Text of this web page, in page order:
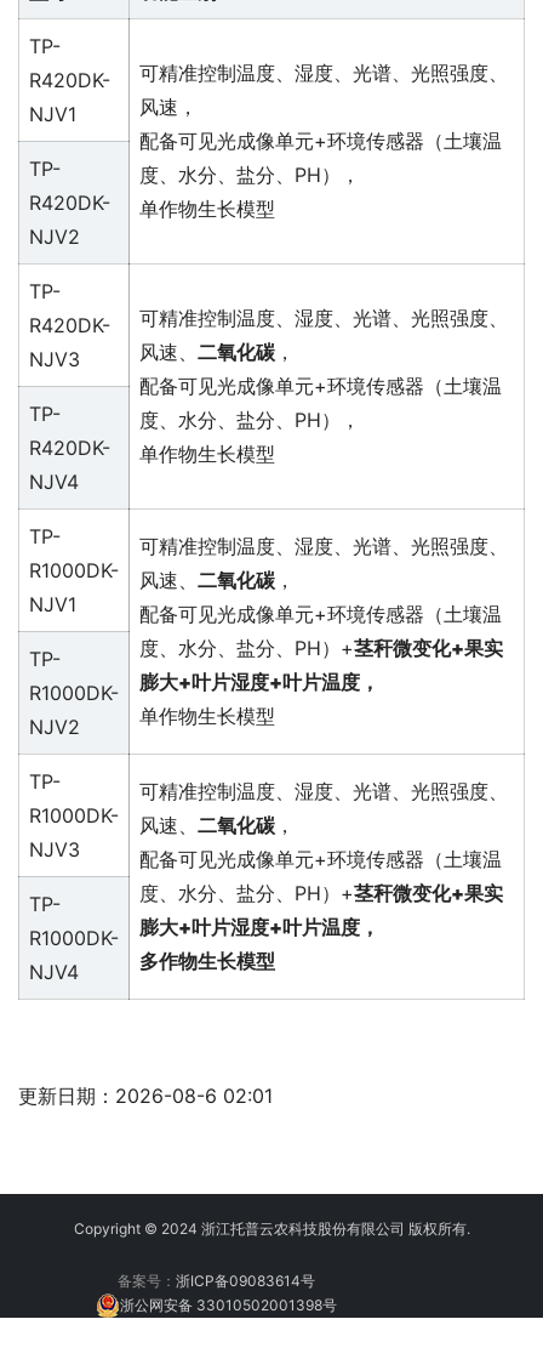
TP-
R420DK-
NJV1
可精准控制温度、湿度、光谱、光照强度、
风速，
配备可见光成像单元+环境传感器（土壤温
度、水分、盐分、PH），
单作物生长模型
TP-
R420DK-
NJV2
TP-
R420DK-
NJV3
可精准控制温度、湿度、光谱、光照强度、
风速、 二氧化碳 ，
配备可见光成像单元+环境传感器（土壤温
度、水分、盐分、PH），
单作物生长模型
TP-
R420DK-
NJV4
TP-
R1000DK-
NJV1
可精准控制温度、湿度、光谱、光照强度、
风速、 二氧化碳 ，
配备可见光成像单元+环境传感器（土壤温
度、水分、盐分、PH）+茎秆微变化+果实
膨大+叶片湿度+叶片温度，
单作物生长模型
TP-
R1000DK-
NJV2
TP-
R1000DK-
NJV3
可精准控制温度、湿度、光谱、光照强度、
风速、 二氧化碳 ，
配备可见光成像单元+环境传感器（土壤温
度、水分、盐分、PH）+茎秆微变化+果实
膨大+叶片湿度+叶片温度，
多作物生长模型
TP-
R1000DK-
NJV4
更新日期：2026-08-6 02:01
Copyright © 2024 浙江托普云农科技股份有限公司 版权所有.
备案号： 浙ICP备09083614号
浙公网安备 33010502001398号